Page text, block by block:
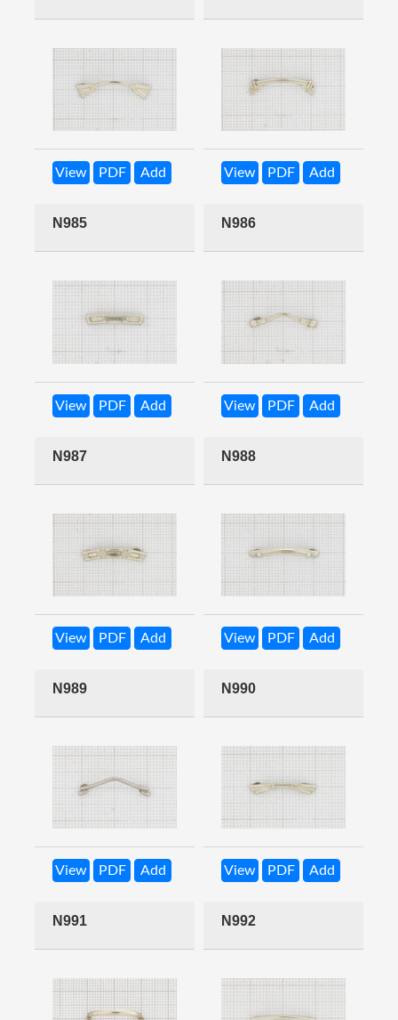
View PDF Add View PDF Add
N985
View PDF Add
N986
View PDF Add
N987
View PDF Add
N988
View PDF Add
N989
View PDF Add
N990
View PDF Add
N991 N992